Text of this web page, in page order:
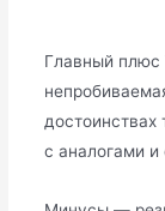
Главный
достоинствах
с аналогами и